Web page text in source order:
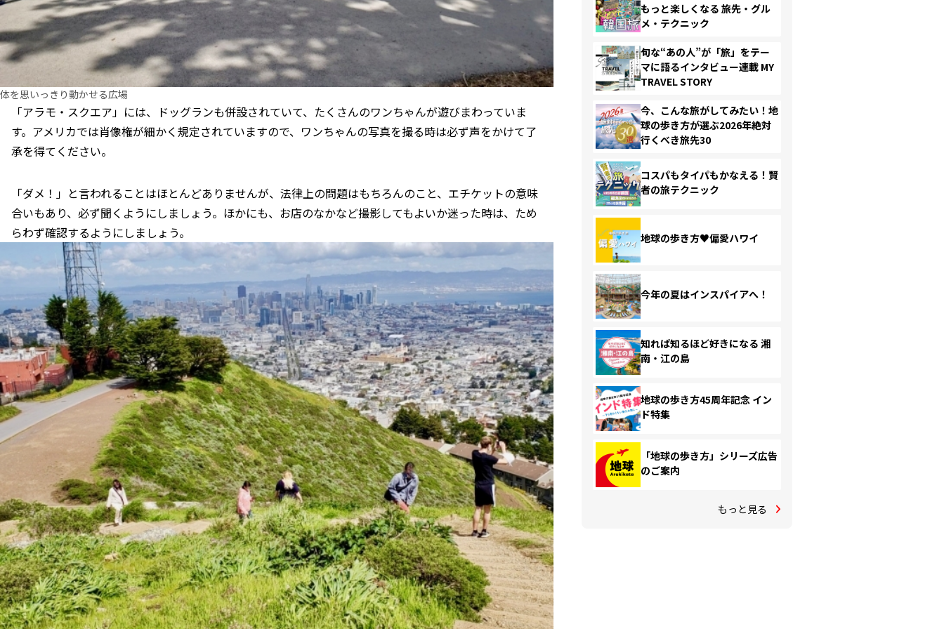
体を思いっきり動かせる広場
「アラモ・スクエア」には、ドッグランも併設されていて、たくさんのワンちゃんが遊びまわっていま
す。アメリカでは肖像権が細かく規定されていますので、ワンちゃんの写真を撮る時は必ず声をかけて了
承を得てください。
「ダメ！」と言われることはほとんどありませんが、法律上の問題はもちろんのこと、エチケットの意味
合いもあり、必ず聞くようにしましょう。ほかにも、お店のなかなど撮影してもよいか迷った時は、ため
らわず確認するようにしましょう。
もっと楽しくなる 旅先・グル
メ・テクニック
旬な“あの人”が「旅」をテー
マに語るインタビュー連載 MY
TRAVEL STORY
今、こんな旅がしてみたい！地
球の歩き方が選ぶ2026年絶対
行くべき旅先30
コスパもタイパもかなえる！賢
者の旅テクニック
地球の歩き方♥偏愛ハワイ
今年の夏はインスパイアへ！
知れば知るほど好きになる 湘
南・江の島
地球の歩き方45周年記念 イン
ド特集
「地球の歩き方」シリーズ広告
のご案内
もっと見る